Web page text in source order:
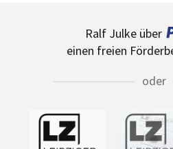
Ralf Julke über
einen freien
oder